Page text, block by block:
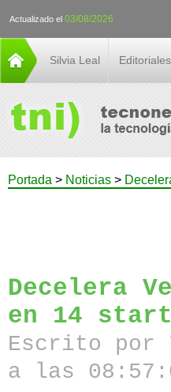
Actualizado el 03/08/2026
Silvia Leal Editoriales
Portada > Noticias >
Decelera
en 14
Escrito por
a las